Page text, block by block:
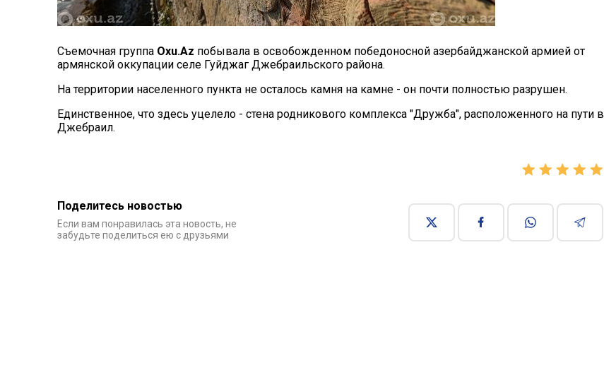
Съемочная группа Oxu.Az побывала в освобожденном победоносной азербайджанской армией от
армянской оккупации селе Гуйджаг Джебраильского района.
На территории населенного пункта не осталось камня на камне - он почти полностью разрушен.
Единственное, что здесь уцелело - стена родникового комплекса "Дружба", расположенного на пути в
Джебраил.
Поделитесь новостью
Если вам понравилась эта новость, не
забудьте поделиться ею с друзьями